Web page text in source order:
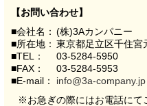
【お問い合わせ】
■会社名： (株)3Aカンパニー
■所在地： 東京都足立区千住
■TEL：
03-5284-5950
■FAX：
03-5284-5953
■E-mail：
info@3a-company.jp
※お急ぎの際にはお電話にて